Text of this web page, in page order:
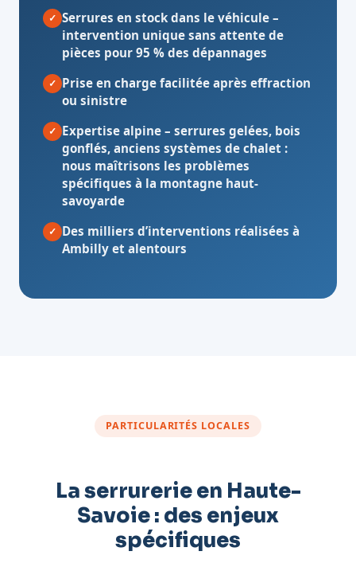
✓ Serrures en stock dans le véhicule –
intervention unique sans attente de
pièces pour 95 % des dépannages
✓ Prise en charge facilitée après effraction
ou sinistre
✓ Expertise alpine – serrures gelées, bois
gonflés, anciens systèmes de chalet :
nous maîtrisons les problèmes
spécifiques à la montagne haut-
savoyarde
✓ Des milliers d’interventions réalisées à
Ambilly et alentours
PARTICULARITÉS LOCALES
La serrurerie en Haute-
Savoie : des enjeux
spécifiques